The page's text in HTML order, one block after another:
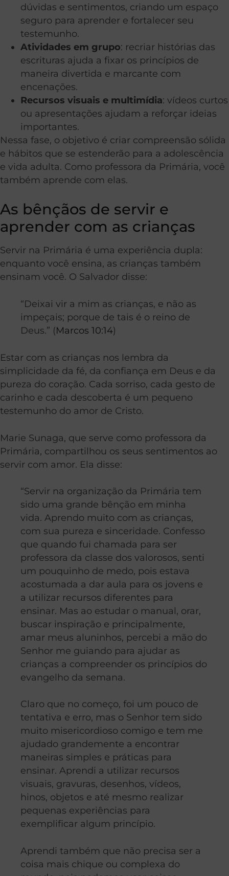
dúvidas e sentimentos, criando um espaço
seguro para aprender e fortalecer seu
testemunho.
Atividades em grupo: recriar histórias das
escrituras ajuda a fixar os princípios de
maneira divertida e marcante com
encenações.
Recursos visuais e multimídia: vídeos curtos
ou apresentações ajudam a reforçar ideias
importantes.
Nessa fase, o objetivo é criar compreensão sólida
e hábitos que se estenderão para a adolescência
e vida adulta. Como professora da Primária, você
também aprende com elas.
As bênçãos de servir e
aprender com as crianças
Servir na Primária é uma experiência dupla:
enquanto você ensina, as crianças também
ensinam você. O Salvador disse:
“Deixai vir a mim as crianças, e não as
impeçais; porque de tais é o reino de
Deus.” (Marcos 10:14)
Estar com as crianças nos lembra da
simplicidade da fé, da confiança em Deus e da
pureza do coração. Cada sorriso, cada gesto de
carinho e cada descoberta é um pequeno
testemunho do amor de Cristo.
Marie Sunaga, que serve como professora da
Primária, compartilhou os seus sentimentos ao
servir com amor. Ela disse:
“Servir na organização da Primária tem
sido uma grande bênção em minha
vida. Aprendo muito com as crianças,
com sua pureza e sinceridade. Confesso
que quando fui chamada para ser
professora da classe dos valorosos, senti
um pouquinho de medo, pois estava
acostumada a dar aula para os jovens e
a utilizar recursos diferentes para
ensinar. Mas ao estudar o manual, orar,
buscar inspiração e principalmente,
amar meus aluninhos, percebi a mão do
Senhor me guiando para ajudar as
crianças a compreender os princípios do
evangelho da semana.
Claro que no começo, foi um pouco de
tentativa e erro, mas o Senhor tem sido
muito misericordioso comigo e tem me
ajudado grandemente a encontrar
maneiras simples e práticas para
ensinar. Aprendi a utilizar recursos
visuais, gravuras, desenhos, vídeos,
hinos, objetos e até mesmo realizar
pequenas experiências para
exemplificar algum princípio.
Aprendi também que não precisa ser a
coisa mais chique ou complexa do